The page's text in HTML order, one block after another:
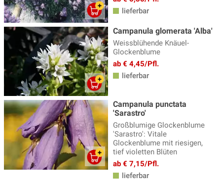
Skabiose(7)
Sonnenauge - Heliopsis
Sonnenbraut - Helenium
(17)
Sonnenhut - Rudbeckia(8)
Sonnenröschen - Helianthemum
Spornblume
Staudenclematis(11)
Staudenhibiskus(13)
Sterndolde(8)
Stockrosen
Storchschnabel(54)
lieferbar
Campanula glomerata 'Alba'
Weissblühende Knäuel-
Glockenblume
ab € 4,45/Pfl.
lieferbar
Campanula punctata
'Sarastro'
Großblumige Glockenblume
'Sarastro': Vitale
Glockenblume mit riesigen,
tief violetten Blüten
ab € 7,15/Pfl.
lieferbar